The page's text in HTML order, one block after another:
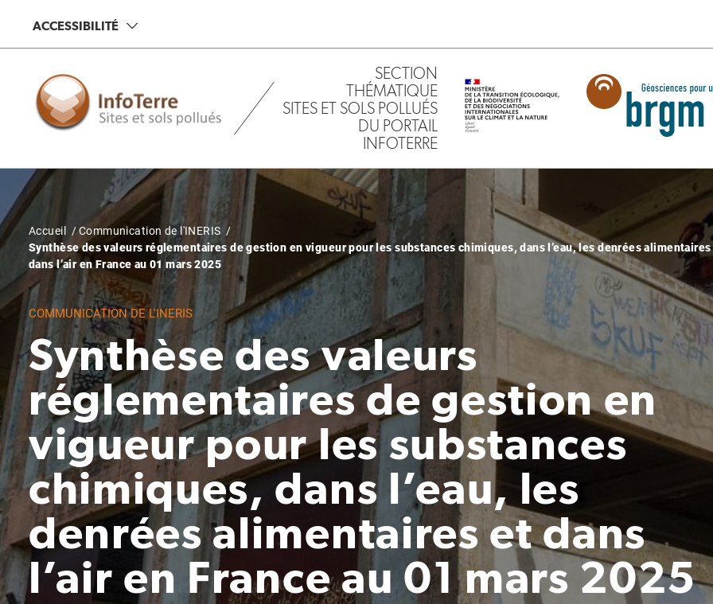
contenu
ACCESSIBILITÉ
SECTION
THÉMATIQUE
SITES ET SOLS POLLUÉS
DU PORTAIL
INFOTERRE
Fil
d'Ariane
Accueil
Communication de l'INERIS
Synthèse des valeurs réglementaires de gestion en vigueur pour les substances chimiques, dans l’eau, les denrées
dans l’air en France au 01 mars 2025
COMMUNICATION DE L'INERIS
Synthèse des valeurs
réglementaires de gestion en
vigueur pour les substances
chimiques, dans l’eau, les
denrées alimentaires et dans
l’air en France au 01 mars 2025